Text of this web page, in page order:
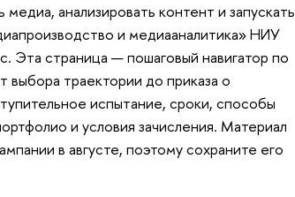
анализировать контент и запускать
и медиааналитика» НИУ
Эта страница — пошаговый навигатор по
траектории до приказа о
испытание, сроки, способы
и условия зачисления. Материал
в августе, поэтому сохраните его